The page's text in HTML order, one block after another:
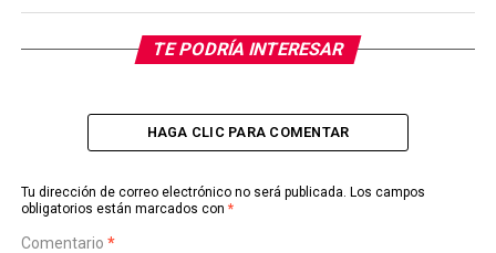
TE PODRÍA INTERESAR
HAGA CLIC PARA COMENTAR
Tu dirección de correo electrónico no será publicada. Los campos
obligatorios están marcados con *
Comentario *